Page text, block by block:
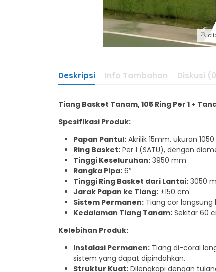
Deskripsi Info Tambahan Diskusi
Tiang Basket Tanam, 105 Ring Per 1 +
Spesifikasi Produk:
Papan Pantul: Akrilik 15mm, ukuran
Ring Basket: Per 1 (SATU), dengan
Tinggi Keseluruhan: 3950 mm
Rangka Pipa: 6″
Tinggi Ring Basket dari Lantai: 3050
Jarak Papan ke Tiang: ±150 cm
Sistem Permanen: Tiang cor
Kedalaman Tiang Tanam: Sekitar 60
Kelebihan Produk:
Instalasi Permanen: Tiang di-coral
sistem yang dapat dipindahkan.
Struktur Kuat: Dilengkapi dengan